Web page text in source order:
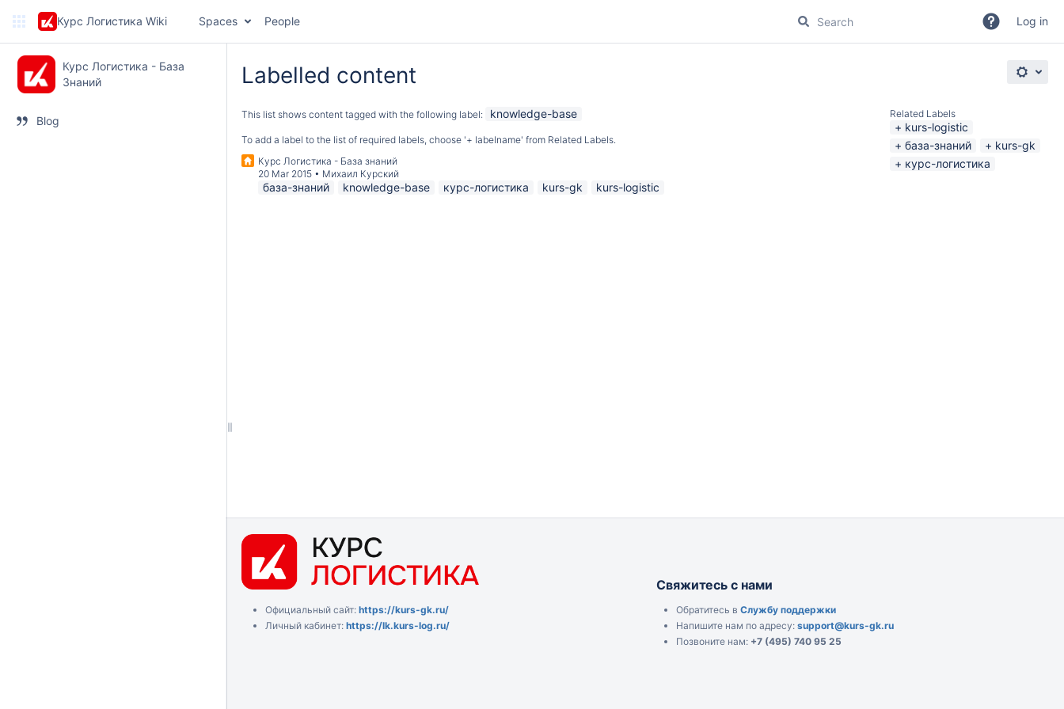
Курс Логистика Wiki Spaces People Log in
Курс Логистика - База
Знаний
Blog
Labelled content
Related Labels
kurs-logistic
база-знаний
kurs-gk
курс-логистика
This list shows content tagged with the following label: knowledge-base
To add a label to the list of required labels, choose '+ labelname' from Related Labels.
Курс Логистика - База знаний
20 Mar 2015 • Михаил Курский
база-знаний knowledge-base курс-логистика kurs-gk kurs-logistic
Официальный сайт: https://kurs-gk.ru/
Личный кабинет: https://lk.kurs-log.ru/
Свяжитесь с нами
Обратитесь в Службу поддержки
Напишите нам по адресу: support@kurs-gk.ru
Позвоните нам: +7 (495) 740 95 25